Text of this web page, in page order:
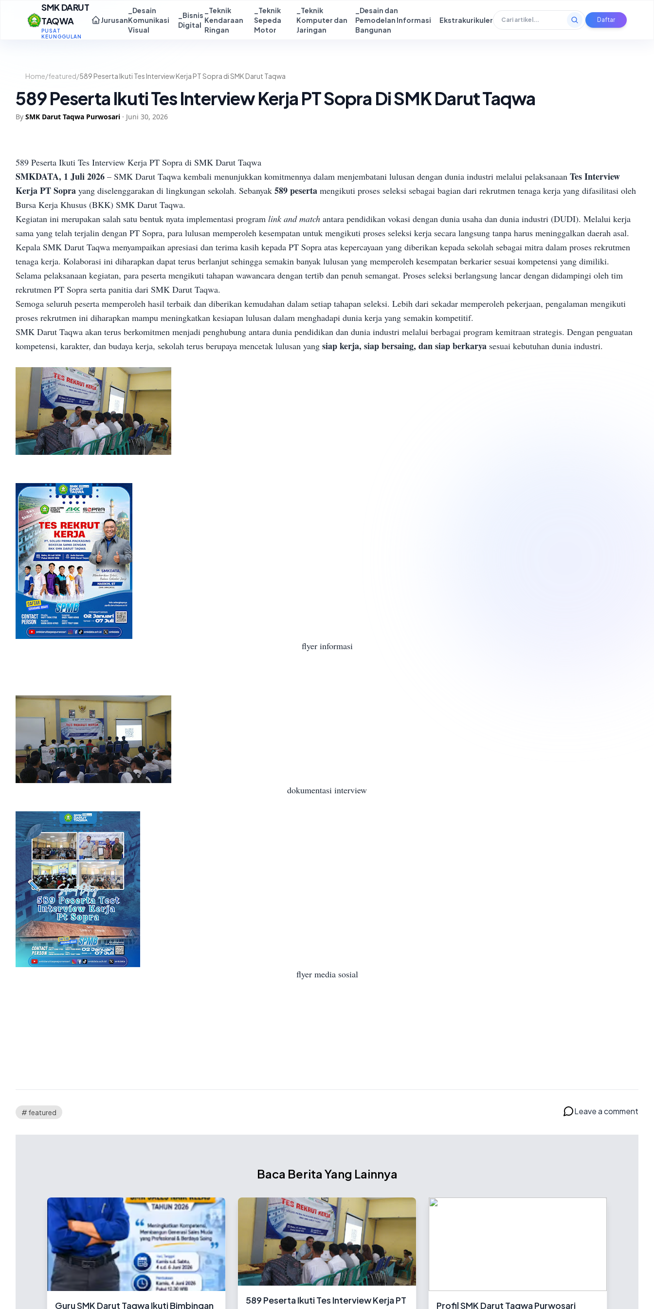
SMK DARUT
TAQWA
PUSAT
KEUNGGULAN
Jurusan
_Desain
Komunikasi
Visual
_Bisnis
Digital
_Teknik
Kendaraan
Ringan
_Teknik
Sepeda
Motor
_Teknik
Komputer dan
Jaringan
_Desain dan
Pemodelan Informasi
Bangunan
Ekstrakurikuler Daftar
Home/featured/589 Peserta Ikuti Tes Interview Kerja PT Sopra di SMK Darut Taqwa
589 Peserta Ikuti Tes Interview Kerja PT Sopra Di SMK Darut Taqwa
By SMK Darut Taqwa Purwosari · Juni 30, 2026
589 Peserta Ikuti Tes Interview Kerja PT Sopra di SMK Darut Taqwa
SMKDATA, 1 Juli 2026 – SMK Darut Taqwa kembali menunjukkan komitmennya dalam menjembatani lulusan dengan dunia industri melalui pelaksanaan Tes Interview
Kerja PT Sopra yang diselenggarakan di lingkungan sekolah. Sebanyak 589 peserta mengikuti proses seleksi sebagai bagian dari rekrutmen tenaga kerja yang difasilitasi oleh
Bursa Kerja Khusus (BKK) SMK Darut Taqwa.
Kegiatan ini merupakan salah satu bentuk nyata implementasi program link and match antara pendidikan vokasi dengan dunia usaha dan dunia industri (DUDI). Melalui kerja
sama yang telah terjalin dengan PT Sopra, para lulusan memperoleh kesempatan untuk mengikuti proses seleksi kerja secara langsung tanpa harus meninggalkan daerah asal.
Kepala SMK Darut Taqwa menyampaikan apresiasi dan terima kasih kepada PT Sopra atas kepercayaan yang diberikan kepada sekolah sebagai mitra dalam proses rekrutmen
tenaga kerja. Kolaborasi ini diharapkan dapat terus berlanjut sehingga semakin banyak lulusan yang memperoleh kesempatan berkarier sesuai kompetensi yang dimiliki.
Selama pelaksanaan kegiatan, para peserta mengikuti tahapan wawancara dengan tertib dan penuh semangat. Proses seleksi berlangsung lancar dengan didampingi oleh tim
rekrutmen PT Sopra serta panitia dari SMK Darut Taqwa.
Semoga seluruh peserta memperoleh hasil terbaik dan diberikan kemudahan dalam setiap tahapan seleksi. Lebih dari sekadar memperoleh pekerjaan, pengalaman mengikuti
proses rekrutmen ini diharapkan mampu meningkatkan kesiapan lulusan dalam menghadapi dunia kerja yang semakin kompetitif.
SMK Darut Taqwa akan terus berkomitmen menjadi penghubung antara dunia pendidikan dan dunia industri melalui berbagai program kemitraan strategis. Dengan penguatan
kompetensi, karakter, dan budaya kerja, sekolah terus berupaya mencetak lulusan yang siap kerja, siap bersaing, dan siap berkarya sesuai kebutuhan dunia industri.
flyer informasi
dokumentasi interview
flyer media sosial
# featured Leave a comment
Baca Berita Yang Lainnya
Guru SMK Darut Taqwa Ikuti Bimbingan
589 Peserta Ikuti Tes Interview Kerja PT
Profil SMK Darut Taqwa Purwosari